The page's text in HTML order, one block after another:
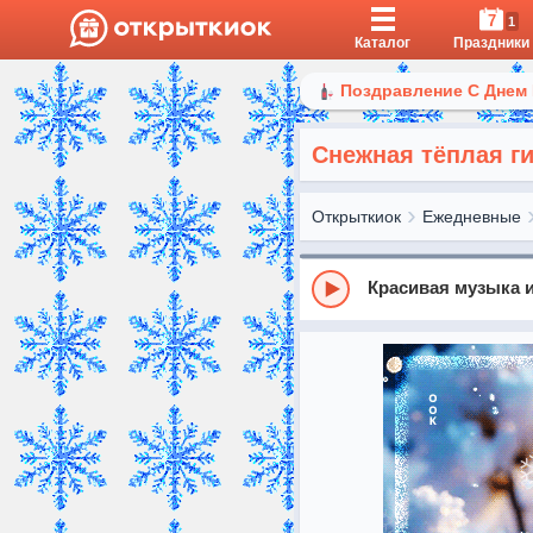
Каталог
7 1
Праздники
Поздравление С
Снежная тёплая
Открыткиок Ежедневные
Красивая музыка